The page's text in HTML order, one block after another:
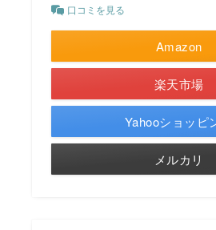
口コミを見る
Amazon
楽天市場
Yahooショッピ
メルカリ